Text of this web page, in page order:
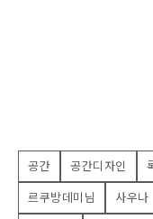
공간 공간디자인
르쿠방데미님
사우나